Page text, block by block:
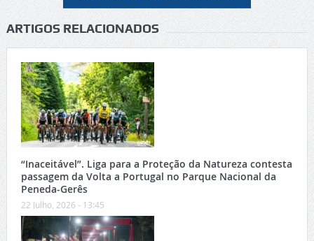
ARTIGOS RELACIONADOS
“Inaceitável”. Liga para a Proteção da Natureza contesta
passagem da Volta a Portugal no Parque Nacional da
Peneda-Gerês
22 Julho, 2026 - 13:45